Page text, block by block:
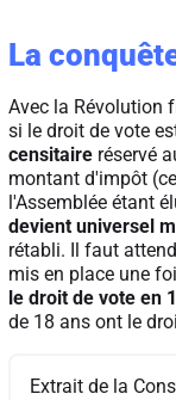
La
Avec la Révolution
si le droit de vote
censitaire réservé
montant d'impôt
l'Assemblée étant
devient universel
rétabli. Il faut
mis en place une
le droit de vote en
de 18 ans ont le
Extrait de la